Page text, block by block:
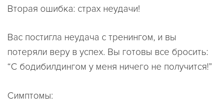
Вторая ошибка: страх неудачи!
Вас постигла неудача с тренингом, и вы
потеряли веру в успех. Вы готовы все бросить:
“С бодибилдингом у меня ничего не получится!”
Симптомы: